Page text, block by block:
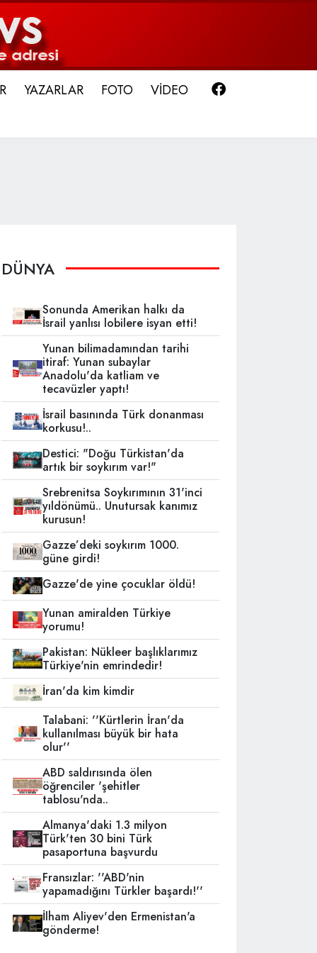
YAZARLAR FOTO VİDEO
DÜNYA
Sonunda Amerikan halkı da
İsrail yanlısı lobilere isyan etti!
Yunan bilimadamından tarihi
itiraf: Yunan subaylar
Anadolu'da katliam ve
tecavüzler yaptı!
İsrail basınında Türk donanması
korkusu!..
Destici: "Doğu Türkistan'da
artık bir soykırım var!"
Srebrenitsa Soykırımının 31'inci
yıldönümü.. Unutursak kanımız
kurusun!
Gazze’deki soykırım 1000.
güne girdi!
Gazze'de yine çocuklar öldü!
Yunan amiralden Türkiye
yorumu!
Pakistan: Nükleer başlıklarımız
Türkiye'nin emrindedir!
İran'da kim kimdir
Talabani: ''Kürtlerin İran'da
kullanılması büyük bir hata
olur''
ABD saldırısında ölen
öğrenciler 'şehitler
tablosu'nda..
Almanya'daki 1.3 milyon
Türk'ten 30 bini Türk
pasaportuna başvurdu
Fransızlar: ''ABD'nin
yapamadığını Türkler başardı!''
İlham Aliyev'den Ermenistan'a
gönderme!